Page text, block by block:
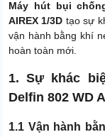
Máy hút bụi
AIREX 1/3D tạo sự
vận hành bằng khí
hoàn toàn mới.
1. Sự khác
Delfin 802 WD
1.1 Vận hành